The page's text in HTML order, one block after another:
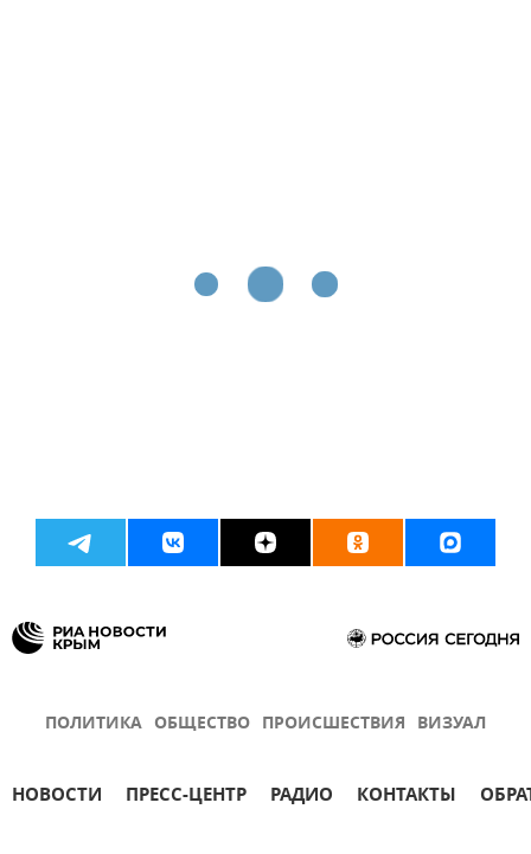
ПОЛИТИКА ОБЩЕСТВО ПРОИСШЕСТВИЯ ВИЗУАЛ
НОВОСТИ ПРЕСС-ЦЕНТР РАДИО КОНТАКТЫ